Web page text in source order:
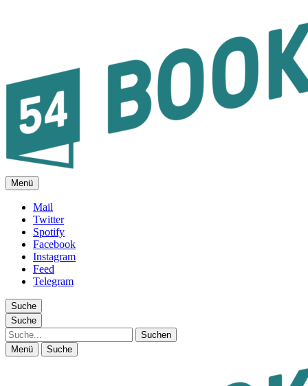
FEUILLETON IM INTERNET
Menü
Mail
Twitter
Spotify
Facebook
Instagram
Feed
Telegram
Suche
Suche
Suche
Menü Suche